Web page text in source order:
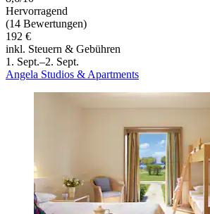
Hervorragend
(14 Bewertungen)
192 €
inkl. Steuern & Gebühren
1. Sept.–2. Sept.
Angela Studios & Apartments